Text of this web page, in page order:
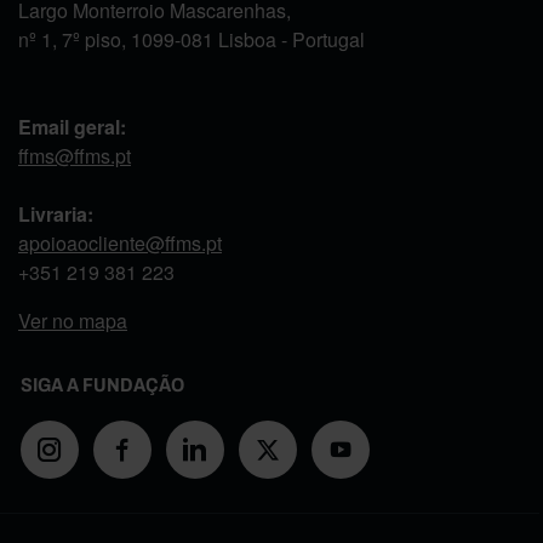
Largo Monterroio Mascarenhas,
nº 1, 7º piso, 1099-081 Lisboa - Portugal
Email geral:
ffms@ffms.pt
Livraria:
apoioaocliente@ffms.pt
+351 219 381 223
Ver no mapa
SIGA A FUNDAÇÃO